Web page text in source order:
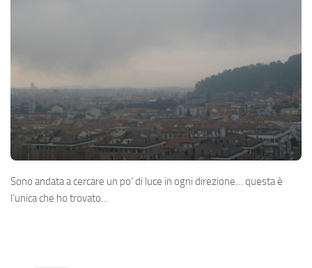
Sono andata a cercare un po’ di luce in ogni direzione… questa è
l’unica che ho trovato…